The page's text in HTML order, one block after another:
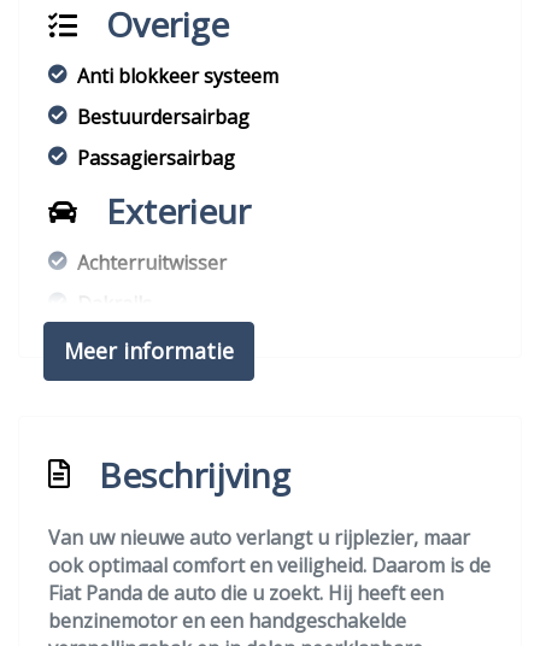
Overige
Anti blokkeer systeem
Bestuurdersairbag
Passagiersairbag
Exterieur
Achterruitwisser
Meer informatie
Beschrijving
Van uw nieuwe auto verlangt u rijplezier, maar
ook optimaal comfort en veiligheid. Daarom is de
Fiat Panda de auto die u zoekt. Hij heeft een
benzinemotor en een handgeschakelde